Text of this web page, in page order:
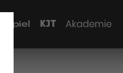
KJT Akademie